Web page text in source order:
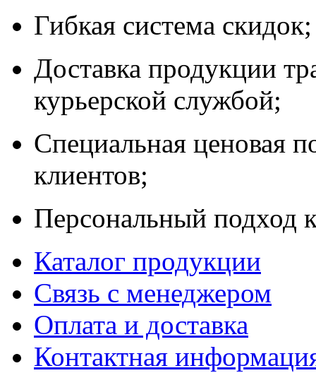
Гибкая система скидок;
Доставка продукции
курьерской службой;
Специальная ценовая
клиентов;
Персональный подход
Каталог продукции
Связь с менеджером
Оплата и доставка
Контактная